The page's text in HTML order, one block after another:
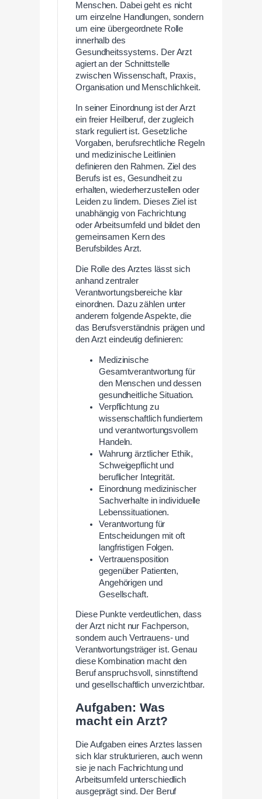
Menschen. Dabei geht es nicht
um einzelne Handlungen, sondern
um eine übergeordnete Rolle
innerhalb des
Gesundheitssystems. Der Arzt
agiert an der Schnittstelle
zwischen Wissenschaft, Praxis,
Organisation und Menschlichkeit.
In seiner Einordnung ist der Arzt
ein freier Heilberuf, der zugleich
stark reguliert ist. Gesetzliche
Vorgaben, berufsrechtliche Regeln
und medizinische Leitlinien
definieren den Rahmen. Ziel des
Berufs ist es, Gesundheit zu
erhalten, wiederherzustellen oder
Leiden zu lindern. Dieses Ziel ist
unabhängig von Fachrichtung
oder Arbeitsumfeld und bildet den
gemeinsamen Kern des
Berufsbildes Arzt.
Die Rolle des Arztes lässt sich
anhand zentraler
Verantwortungsbereiche klar
einordnen. Dazu zählen unter
anderem folgende Aspekte, die
das Berufsverständnis prägen und
den Arzt eindeutig definieren:
Medizinische
Gesamtverantwortung für
den Menschen und dessen
gesundheitliche Situation.
Verpflichtung zu
wissenschaftlich fundiertem
und verantwortungsvollem
Handeln.
Wahrung ärztlicher Ethik,
Schweigepflicht und
beruflicher Integrität.
Einordnung medizinischer
Sachverhalte in individuelle
Lebenssituationen.
Verantwortung für
Entscheidungen mit oft
langfristigen Folgen.
Vertrauensposition
gegenüber Patienten,
Angehörigen und
Gesellschaft.
Diese Punkte verdeutlichen, dass
der Arzt nicht nur Fachperson,
sondern auch Vertrauens- und
Verantwortungsträger ist. Genau
diese Kombination macht den
Beruf anspruchsvoll, sinnstiftend
und gesellschaftlich unverzichtbar.
Aufgaben: Was
macht ein Arzt?
Die Aufgaben eines Arztes lassen
sich klar strukturieren, auch wenn
sie je nach Fachrichtung und
Arbeitsumfeld unterschiedlich
ausgeprägt sind. Der Beruf